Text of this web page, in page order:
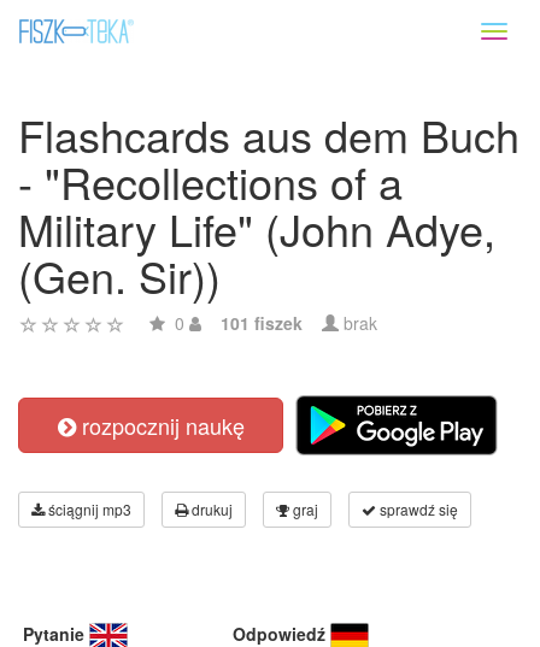
Flashcards aus dem Buch
- "Recollections of a
Military Life" (John Adye,
(Gen. Sir))
0 101 fiszek brak
rozpocznij naukę
ściągnij mp3 drukuj graj sprawdź się
Pytanie Odpowiedź